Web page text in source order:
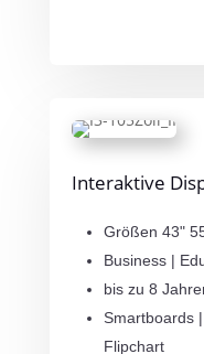
Interaktive
Größen 43"
Business |
bis zu 8
Smartboards
Flipchart